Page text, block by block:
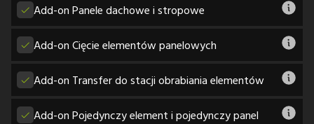
Add-on Panele dachowe i stropowe
Add-on Cięcie elementów panelowych
Add-on Transfer do stacji obrabiania elementów
Add-on Pojedynczy element i pojedynczy panel